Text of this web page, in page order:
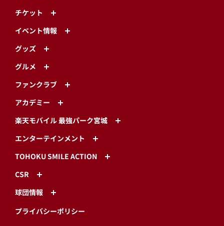
チケット
イベント情報
グッズ
グルメ
ファンクラブ
アカデミー
楽天モバイル 最強パーク宮城
エンターテインメント
TOHOKU SMILE ACTION
CSR
球団情報
プライバシーポリシー